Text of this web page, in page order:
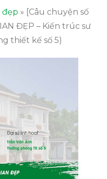
đẹp » [Câu chuyện số
ĐẸP – Kiến trúc sư
thiết kế số 5)